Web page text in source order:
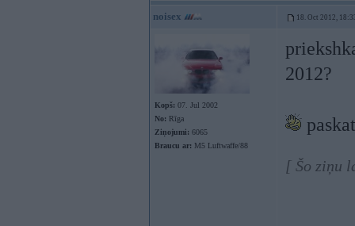
noisex 18. Oct 2012,
Kopš: 07. Jul 2002
No: Rīga
Ziņojumi: 6065
Braucu ar: M5 Luftwaffe/88
2012?
[ Šo ziņu